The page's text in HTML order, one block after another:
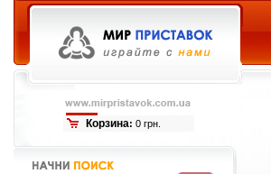
Корзина: 0 грн.